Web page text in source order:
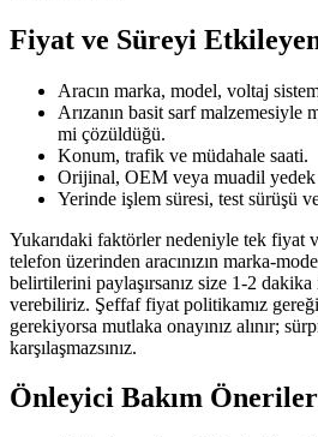
Fiyat ve Süreyi
Aracın marka, model, voltaj
Arızanın basit sarf malzemesiyle
mi çözüldüğü.
Konum, trafik ve müdahale saati.
Orijinal, OEM veya muadil yedek
Yerinde işlem süresi, test sürüşü
Yukarıdaki faktörler nedeniyle tek fiyat
telefon üzerinden aracınızın marka-
belirtilerini paylaşırsanız size 1-2
verebiliriz. Şeffaf fiyat politikamız
gerekiyorsa mutlaka onayınız alınır;
karşılaşmazsınız.
Önleyici Bakım